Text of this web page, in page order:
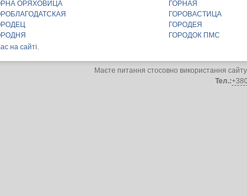
ОРЯХОВИЦА
ГОРНАЯ
ГОРОВАСТИЦА
ГОРОДЕЯ
ГОРОДОК ПМС
на сайті.
Маєте питання стосовно використання
Тел.: